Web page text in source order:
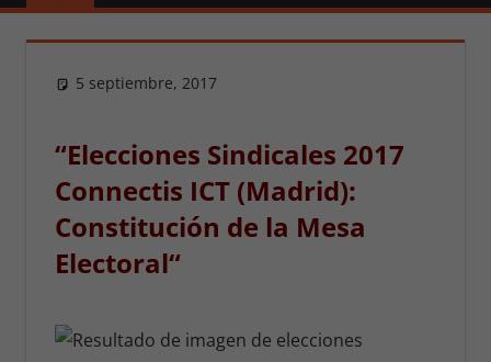
5 septiembre, 2017
“Elecciones Sindicales 2017
Connectis ICT (Madrid):
Constitución de la Mesa
Electoral“